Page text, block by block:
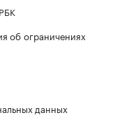
об ограничениях
данных